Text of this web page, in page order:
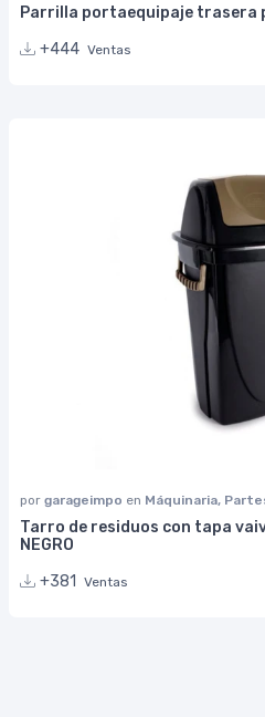
Parrilla portaequipaje trasera
+444 Ventas
por garageimpo en Máquinaria,
Tarro de residuos con tapa
NEGRO
+381
Ventas